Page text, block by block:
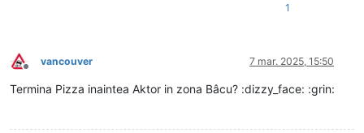
1
Deconectat
vancouver 7 mar. 2025, 15:50
Termina Pizza inaintea Aktor in zona Bâcu? :dizzy_face: :grin: